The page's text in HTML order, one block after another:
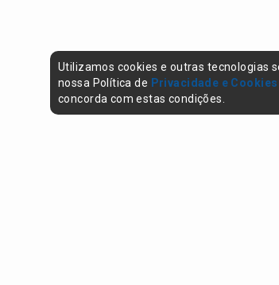
Utilizamos cookies e outras tecnologias
nossa Política de Privacidade e Cookies
concorda com estas condições.